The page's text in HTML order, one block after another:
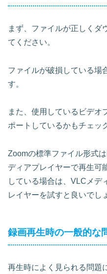
まず、ファイルが正しくダ
てください。
ファイルが破損している場
す。
また、使用しているビデオ
ポートしているかもチェッ
Zoomの標準ファイル形式
ディアプレイヤーで再生可
している場合は、VLCメデ
レイヤーを試すと良いでし
録画再生時の一般的な
再生時によく見られる問題